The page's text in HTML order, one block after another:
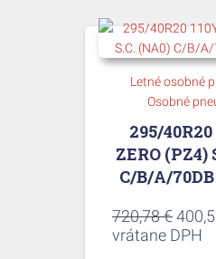
Letné osobné
Osobné
295/
ZERO (PZ4)
C/B/A/
720,78€
cena
vrátane DPH